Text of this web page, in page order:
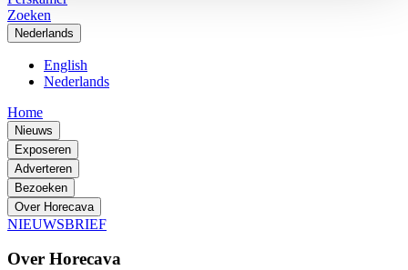
Zoeken
Nederlands
English
Nederlands
Home
Nieuws
Exposeren
Adverteren
Bezoeken
Over Horecava
NIEUWSBRIEF
Over Horecava